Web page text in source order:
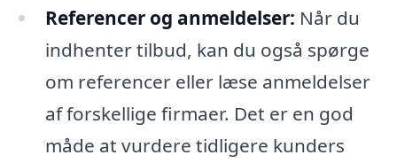
Referencer og anmeldelser: Når du
indhenter tilbud, kan du også spørge
om referencer eller læse anmeldelser
af forskellige firmaer. Det er en god
måde at vurdere tidligere kunders